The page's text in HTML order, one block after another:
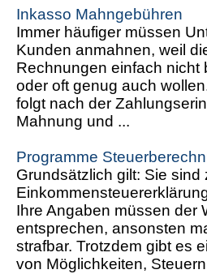
Inkasso Mahngebühren
Immer häufiger müssen
Kunden anmahnen, weil
Rechnungen einfach nicht
oder oft genug auch
folgt nach der
Mahnung und ...
Programme
Grundsätzlich gilt: Sie sind
Ihre Angaben müssen der
entsprechen, ansonsten
strafbar. Trotzdem gibt es
von Möglichkeiten,